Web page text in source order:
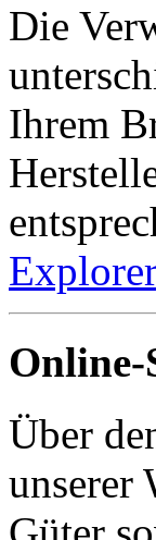
Die
Ihrem
Explorer
Online-
Über
unserer